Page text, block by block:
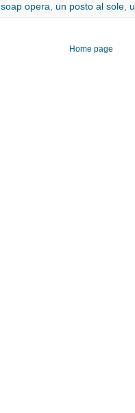
soap opera, un posto al sole,
Home page